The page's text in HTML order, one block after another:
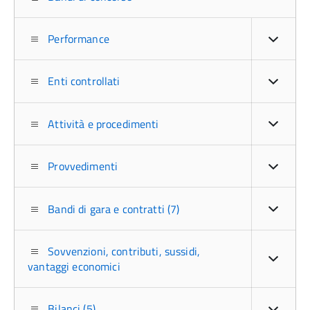
Performance
Enti controllati
Attività e procedimenti
Provvedimenti
Bandi di gara e contratti (7)
Sovvenzioni, contributi, sussidi,
vantaggi economici